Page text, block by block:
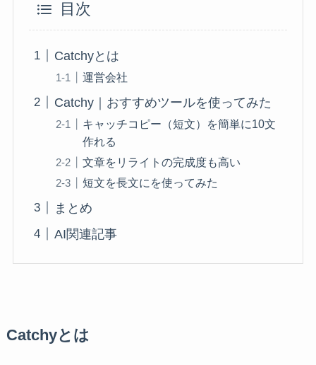
目次
Catchyとは
運営会社
Catchy｜おすすめツールを使ってみた
キャッチコピー（短文）を簡単に10文
作れる
文章をリライトの完成度も高い
短文を長文にを使ってみた
まとめ
AI関連記事
Catchyとは